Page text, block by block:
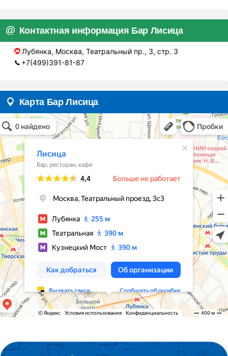
Контактная информация Бар Лисица
Лубянка, Москва, Театральный пр., 3, стр. 3
+7(499)391-81-87
Карта Бар Лисица